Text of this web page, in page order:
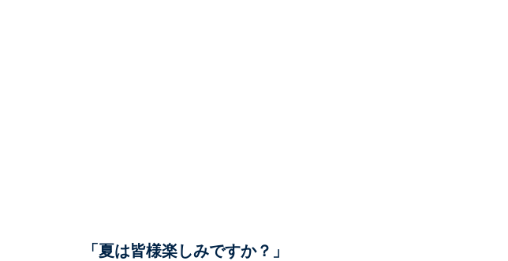
「夏は皆様楽しみですか？」